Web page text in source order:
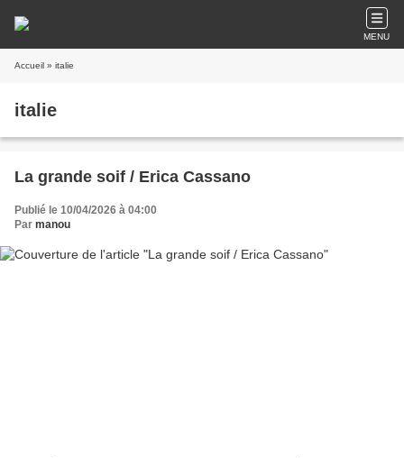
MENU
Accueil » italie
italie
La grande soif / Erica Cassano
Publié le 10/04/2026 à 04:00
Par manou